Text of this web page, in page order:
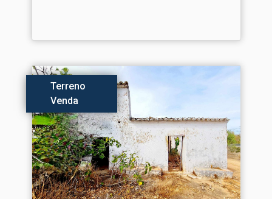
Terreno
Venda